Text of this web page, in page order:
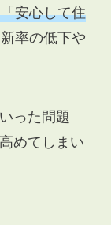
「安心して住
率の低下や
った問題
めてしまい